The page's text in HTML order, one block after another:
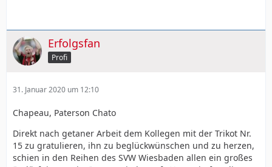
Erfolgsfan
Profi
31. Januar 2020 um 12:10
Chapeau, Paterson Chato
Direkt nach getaner Arbeit dem Kollegen mit der Trikot Nr.
15 zu gratulieren, ihn zu beglückwünschen und zu herzen,
schien in den Reihen des SVW Wiesbaden allen ein großes